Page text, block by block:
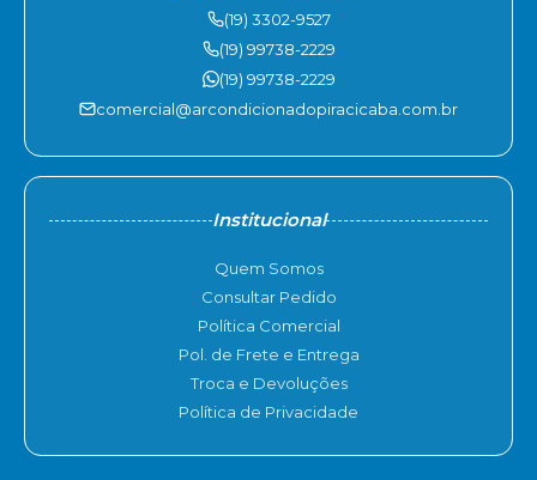
(19) 3302-9527
(19) 99738-2229
(19) 99738-2229
comercial@arcondicionadopiracicaba.com.br
Institucional
Quem Somos
Consultar Pedido
Política Comercial
Pol. de Frete e Entrega
Troca e Devoluções
Política de Privacidade